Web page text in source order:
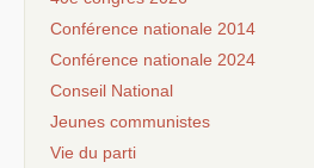
Conférence nationale 2014
Conférence nationale 2024
Conseil National
Jeunes communistes
Vie du parti